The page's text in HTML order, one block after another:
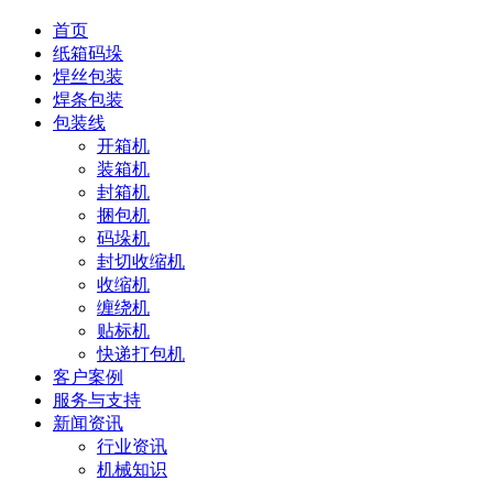
首页
纸箱码垛
焊丝包装
焊条包装
包装线
开箱机
装箱机
封箱机
捆包机
码垛机
封切收缩机
收缩机
缠绕机
贴标机
快递打包机
客户案例
服务与支持
新闻资讯
行业资讯
机械知识